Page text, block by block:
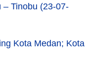
– Tinobu (23-07-
Kota Medan; Kota